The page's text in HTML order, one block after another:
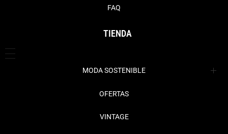
FAQ
TIENDA
MODA SOSTENIBLE
Ropa
Abrigos + Cazadoras
Complementos
OFERTAS
VINTAGE